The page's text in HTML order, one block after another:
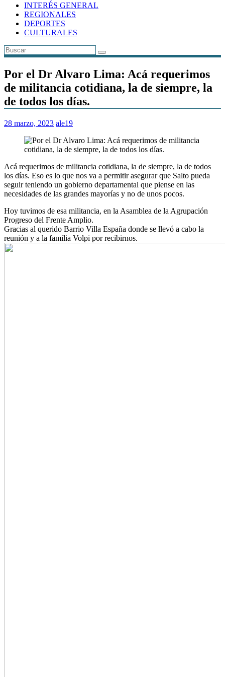
INTERÉS GENERAL
REGIONALES
DEPORTES
CULTURALES
Por el Dr Alvaro Lima: Acá requerimos
de militancia cotidiana, la de siempre, la
de todos los días.
28 marzo, 2023 ale19
Acá requerimos de militancia cotidiana, la de siempre, la de todos
los días. Eso es lo que nos va a permitir asegurar que Salto pueda
seguir teniendo un gobierno departamental que piense en las
necesidades de las grandes mayorías y no de unos pocos.
Hoy tuvimos de esa militancia, en la Asamblea de la Agrupación
Progreso del Frente Amplio.
Gracias al querido Barrio Villa España donde se llevó a cabo la
reunión y a la familia Volpi por recibirnos.